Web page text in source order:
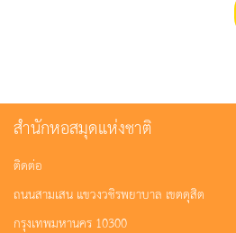
สำนักหอสมุดแห่งชาติ
ติดต่อ
ถนนสามเสน แขวงวชิรพยาบาล เขตดุสิต
กรุงเทพมหานคร 10300